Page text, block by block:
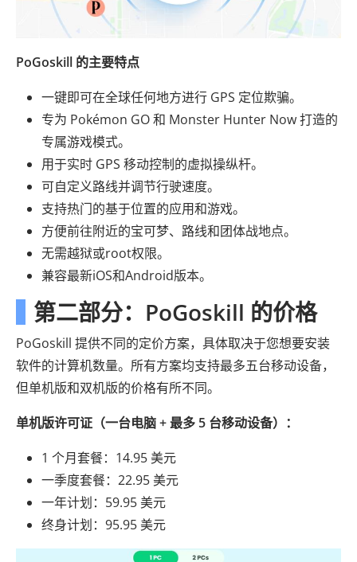
PoGoskill 的主要特点
一键即可在全球任何地方进行 GPS 定位欺骗。
专为 Pokémon GO 和 Monster Hunter Now 打造的
专属游戏模式。
用于实时 GPS 移动控制的虚拟操纵杆。
可自定义路线并调节行驶速度。
支持热门的基于位置的应用和游戏。
方便前往附近的宝可梦、路线和团体战地点。
无需越狱或root权限。
兼容最新iOS和Android版本。
第二部分：PoGoskill 的价格
PoGoskill 提供不同的定价方案，具体取决于您想要安装
软件的计算机数量。所有方案均支持最多五台移动设备，
但单机版和双机版的价格有所不同。
单机版许可证（一台电脑 + 最多 5 台移动设备）：
1 个月套餐：14.95 美元
一季度套餐：22.95 美元
一年计划：59.95 美元
终身计划：95.95 美元